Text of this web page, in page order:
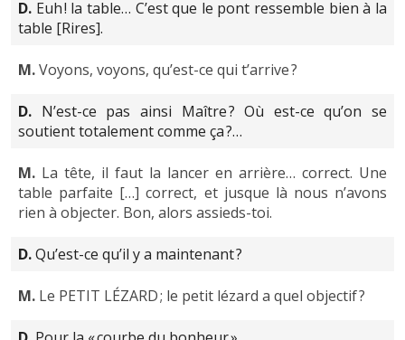
D. Euh ! la table… C’est que le pont ressemble bien à la
table [Rires].
M.Voyons, voyons, qu’est-ce qui t’arrive ?
D. N’est-ce pas ainsi Maître ? Où est-ce qu’on se
soutient totalement comme ça ?…
M. La tête, il faut la lancer en arrière… correct. Une
table parfaite […] correct, et jusque là nous n’avons
rien à objecter. Bon, alors assieds-toi.
D.Qu’est-ce qu’il y a maintenant ?
M. Le PETIT LÉZARD ; le petit lézard a quel objectif ?